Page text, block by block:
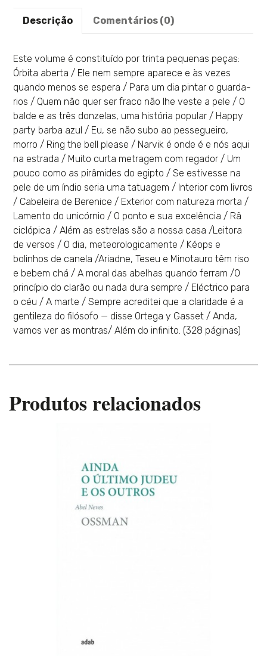
Descrição Comentários (0)
Este volume é constituído por trinta pequenas peças:
Órbita aberta / Ele nem sempre aparece e às vezes
quando menos se espera / Para um dia pintar o guarda-
rios / Quem não quer ser fraco não lhe veste a pele / O
balde e as três donzelas, uma história popular / Happy
party barba azul / Eu, se não subo ao pessegueiro,
morro / Ring the bell please / Narvik é onde é e nós aqui
na estrada / Muito curta metragem com regador / Um
pouco como as pirâmides do egipto / Se estivesse na
pele de um índio seria uma tatuagem / Interior com livros
/ Cabeleira de Berenice / Exterior com natureza morta /
Lamento do unicórnio / O ponto e sua excelência / Rã
ciclópica / Além as estrelas são a nossa casa /Leitora
de versos / O dia, meteorologicamente / Kéops e
bolinhos de canela /Ariadne, Teseu e Minotauro têm riso
e bebem chá / A moral das abelhas quando ferram /O
princípio do clarão ou nada dura sempre / Eléctrico para
o céu / A marte / Sempre acreditei que a claridade é a
gentileza do filósofo — disse Ortega y Gasset / Anda,
vamos ver as montras/ Além do infinito. (328 páginas)
Produtos relacionados